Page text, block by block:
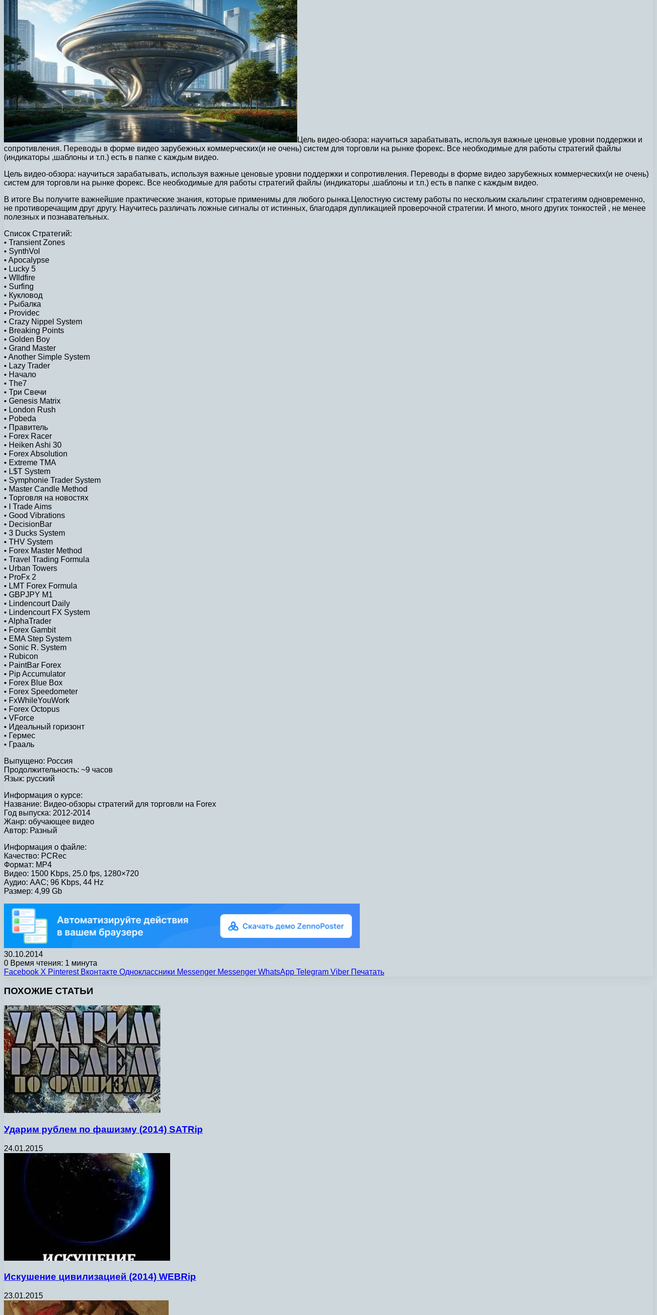
Цель видео-обзора: научиться зарабатывать, используя важные ценовые уровни поддержки и
сопротивления. Переводы в форме видео зарубежных коммерческих(и не очень) систем для торговли на рынке форекс. Все необходимые для работы стратегий файлы
(индикаторы ,шаблоны и т.п.) есть в папке с каждым видео.
Цель видео-обзора: научиться зарабатывать, используя важные ценовые уровни поддержки и сопротивления. Переводы в форме видео зарубежных коммерческих(и не очень)
систем для торговли на рынке форекс. Все необходимые для работы стратегий файлы (индикаторы ,шаблоны и т.п.) есть в папке с каждым видео.
В итоге Вы получите важнейшие практические знания, которые применимы для любого рынка.Целостную систему работы по нескольким скальпинг стратегиям одновременно,
не противоречащим друг другу. Научитесь различать ложные сигналы от истинных, благодаря дупликацией проверочной стратегии. И много, много других тонкостей , не менее
полезных и познавательных.
Список Стратегий:
• Transient Zones
• SynthVol
• Apocalypse
• Lucky 5
• WIldfire
• Surfing
• Кукловод
• Рыбалка
• Providec
• Crazy Nippel System
• Breaking Points
• Golden Boy
• Grand Master
• Another Simple System
• Lazy Trader
• Начало
• The7
• Три Свечи
• Genesis Matrix
• London Rush
• Pobeda
• Правитель
• Forex Racer
• Heiken Ashi 30
• Forex Absolution
• Extreme TMA
• L$Т System
• Symphonie Trader System
• Master Candle Method
• Торговля на новостях
• I Trade Aims
• Good Vibrations
• DecisionBar
• 3 Ducks System
• THV System
• Forex Master Method
• Travel Trading Formula
• Urban Towers
• ProFx 2
• LMT Forex Formula
• GBPJPY M1
• Lindencourt Daily
• Lindencourt FX System
• AlphaTrader
• Forex Gambit
• EMA Step System
• Sonic R. System
• Rubicon
• PaintBar Forex
• Pip Accumulator
• Forex Blue Box
• Forex Speedometer
• FxWhileYouWork
• Forex Octopus
• VForce
• Идеальный горизонт
• Гермес
• Грааль
Выпущено: Россия
Продолжительность: ~9 часов
Язык: русский
Информация о курсе:
Название: Видео-обзоры стратегий для торговли на Forex
Год выпуска: 2012-2014
Жанр: обучающее видео
Автор: Разный
Информация о файле:
Качество: PCRec
Формат: MP4
Видео: 1500 Kbps, 25.0 fps, 1280×720
Аудио: AAC; 96 Kbps, 44 Hz
Размер: 4,99 Gb
30.10.2014
0 Время чтения: 1 минута
Facebook X Pinterest Вконтакте Одноклассники Messenger Messenger WhatsApp Telegram Viber Печатать
ПОХОЖИЕ СТАТЬИ
Ударим рублем по фашизму (2014) SATRip
24.01.2015
Искушение цивилизацией (2014) WEBRip
23.01.2015